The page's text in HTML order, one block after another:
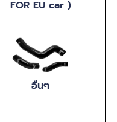
FOR EU car )
อื่นๆ